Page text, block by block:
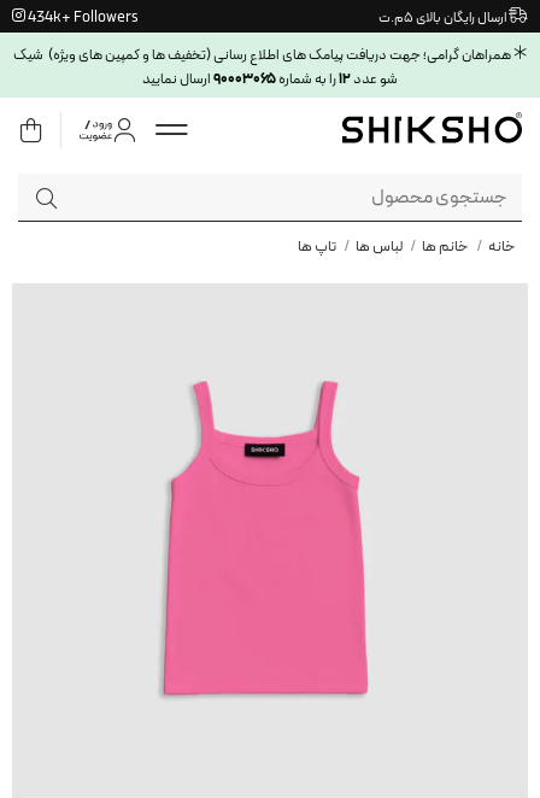
Skip
to
ارسال رایگان بالای ۵م.ت 434k+ Followers
همراهان گرامی؛ جهت دریافت پیامک های اطلاع رسانی (تخفیف ها و کمپین های ویژه) شیک
شو عدد۱۲را به شماره۹۰۰۰۳۰۶۵ارسال نمایید
جستجو
برای:
خانه / خانم ها / لباس ها / تاپ ها